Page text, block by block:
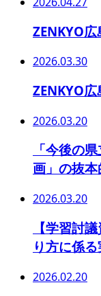
ZENKYO広
2026.03.30
ZENKYO広
2026.03.20
「今後の
画」の抜
2026.03.20
【学習討
り方に係
2026.02.20